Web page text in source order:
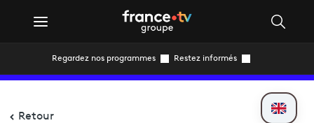
Regardez nos programmes Restez informés
Retour